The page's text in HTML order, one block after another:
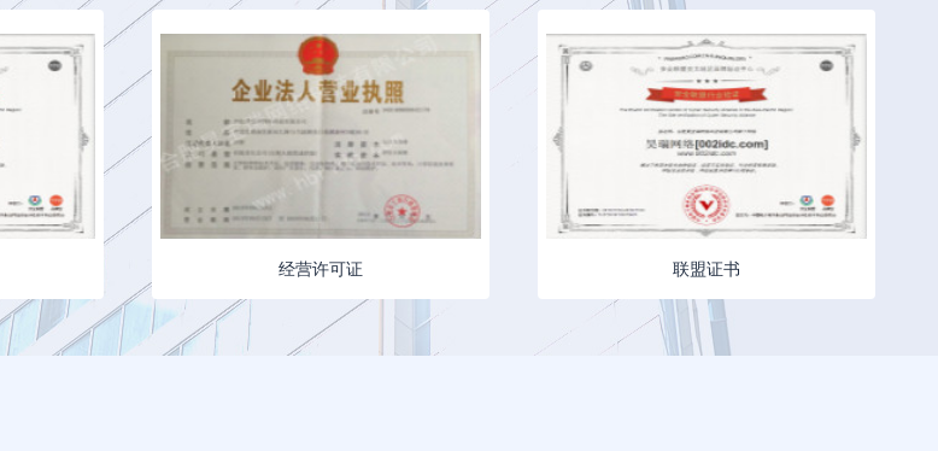
经营许可证 联盟证书